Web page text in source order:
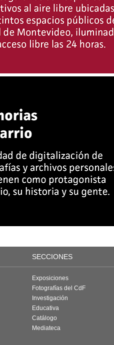
SECCIONES
Exposiciones
Fotografías del CdF
Investigación
Educativa
Catálogo
Mediateca